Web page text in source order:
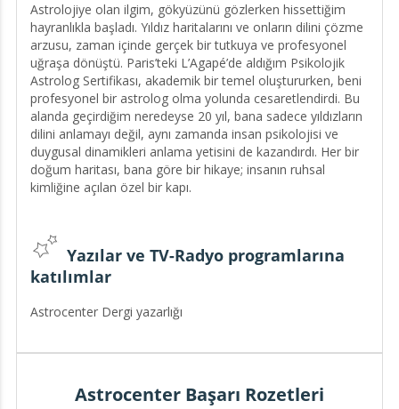
sayesinde, size net ve güvenilir içgörüler sunmayı
hedefliyorum. Misyonum, sizin kendinizle ve evrenle daha
uyumlu bir yaşam yaratmanıza destek olmak. Çünkü
inanıyorum ki, yıldızların rehberliğiyle hayatın karmaşasını
sadeleştirip, kendi yolumuzu daha bilinçli ve huzurlu bir
şekilde çizebiliriz.
Astroloji benim için sadece bir harita değil; aynı zamanda
bir dönüşüm, farkındalık ve iç huzuru bulma yolculuğu. Eğer
hazırsanız, birlikte sizin hikayenizi keşfedelim. 🌟
Astrolojiye olan ilgim, gökyüzünü gözlerken hissettiğim
hayranlıkla başladı. Yıldız haritalarını ve onların dilini çözme
arzusu, zaman içinde gerçek bir tutkuya ve profesyonel
uğraşa dönüştü. Paris’teki L’Agapé’de aldığım Psikolojik
Astrolog Sertifikası, akademik bir temel oluştururken, beni
profesyonel bir astrolog olma yolunda cesaretlendirdi. Bu
alanda geçirdiğim neredeyse 20 yıl, bana sadece yıldızların
dilini anlamayı değil, aynı zamanda insan psikolojisi ve
duygusal dinamikleri anlama yetisini de kazandırdı. Her bir
doğum haritası, bana göre bir hikaye; insanın ruhsal
kimliğine açılan özel bir kapı.
Yazılar ve TV-Radyo programlarına
katılımlar
Astrocenter Dergi yazarlığı
Astrocenter Başarı Rozetleri